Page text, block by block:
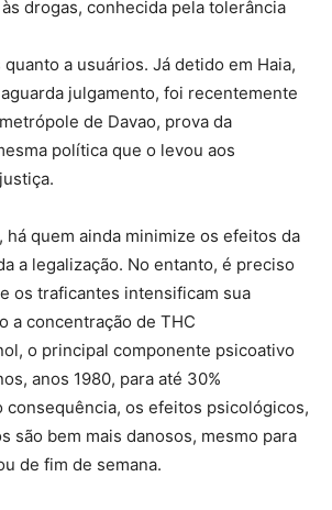
drogas, conhecida pela tolerância
a usuários. Já detido em Haia,
julgamento, foi recentemente
de Davao, prova da
política que o levou aos
há quem ainda minimize os efeitos da
a legalização. No entanto, é preciso
os traficantes intensificam sua
a concentração de THC
o principal componente psicoativo
anos 1980, para até 30%
consequência, os efeitos psicológicos,
são bem mais danosos, mesmo para
de fim de semana.